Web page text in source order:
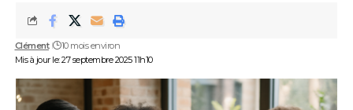
Mis à jour le: 27 septembre 2025 11h10
Clément 10 mois environ